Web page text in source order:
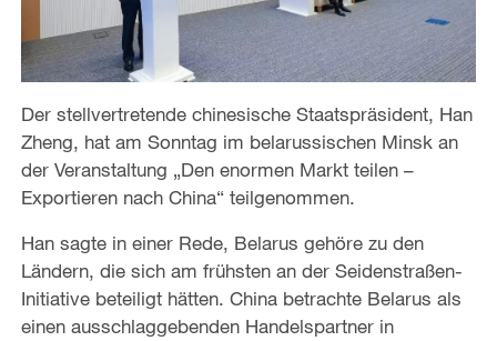
Der stellvertretende chinesische Staatspräsident, Han
Zheng, hat am Sonntag im belarussischen Minsk an
der Veranstaltung „Den enormen Markt teilen –
Exportieren nach China“ teilgenommen.
Han sagte in einer Rede, Belarus gehöre zu den
Ländern, die sich am frühsten an der Seidenstraßen-
Initiative beteiligt hätten. China betrachte Belarus als
einen ausschlaggebenden Handelspartner in